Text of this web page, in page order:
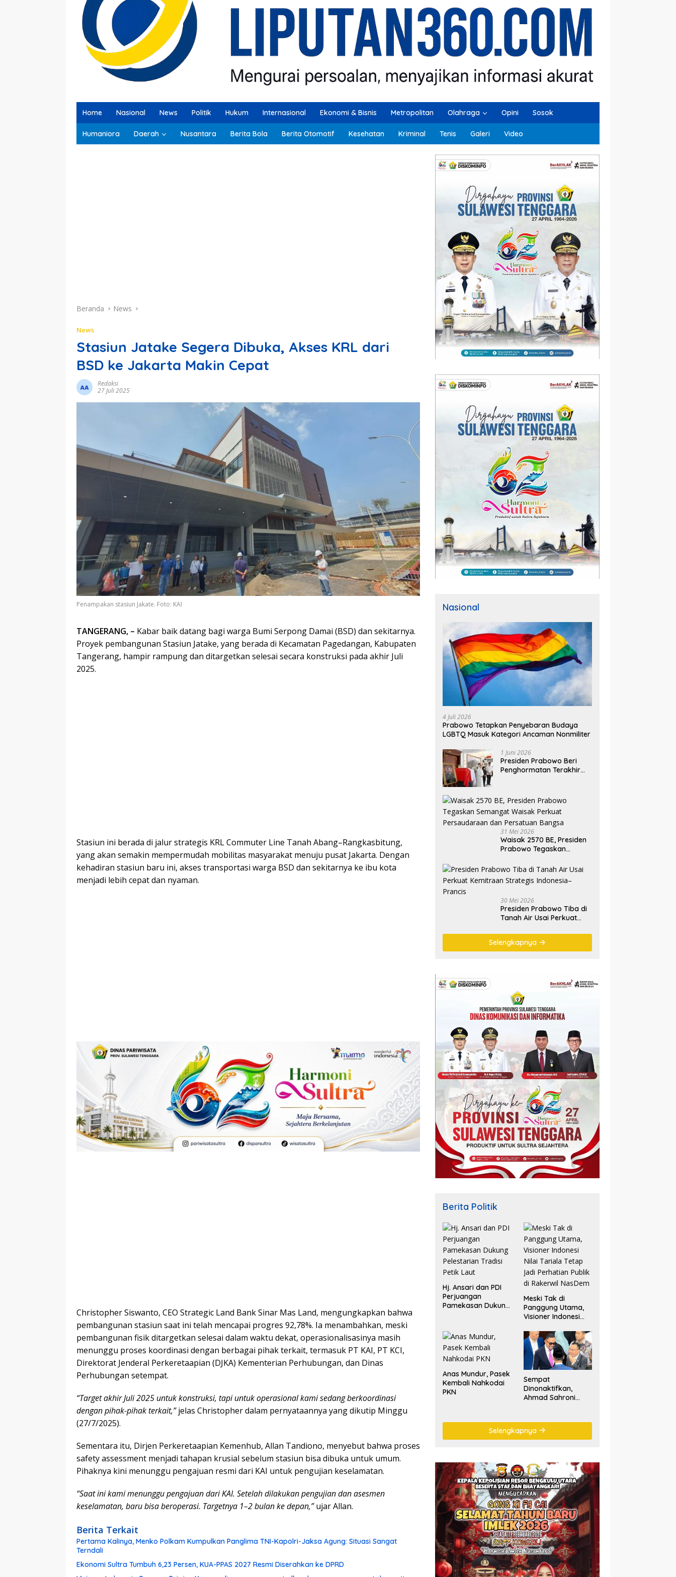
Home Nasional News Politik Hukum Internasional Ekonomi & Bisnis Metropolitan Olahraga Opini Sosok
Humaniora Daerah Nusantara Berita Bola Berita Otomotif Kesehatan Kriminal Tenis Galeri Video
Beranda News
News
Stasiun Jatake Segera Dibuka, Akses KRL dari
BSD ke Jakarta Makin Cepat
Redaksi
27 Juli 2025
Penampakan stasiun Jakate. Foto: KAI
TANGERANG, – Kabar baik datang bagi warga Bumi Serpong Damai (BSD) dan sekitarnya.
Proyek pembangunan Stasiun Jatake, yang berada di Kecamatan Pagedangan, Kabupaten
Tangerang, hampir rampung dan ditargetkan selesai secara konstruksi pada akhir Juli
2025.
Stasiun ini berada di jalur strategis KRL Commuter Line Tanah Abang–Rangkasbitung,
yang akan semakin mempermudah mobilitas masyarakat menuju pusat Jakarta. Dengan
kehadiran stasiun baru ini, akses transportasi warga BSD dan sekitarnya ke ibu kota
menjadi lebih cepat dan nyaman.
Christopher Siswanto, CEO Strategic Land Bank Sinar Mas Land, mengungkapkan bahwa
pembangunan stasiun saat ini telah mencapai progres 92,78%. Ia menambahkan, meski
pembangunan fisik ditargetkan selesai dalam waktu dekat, operasionalisasinya masih
menunggu proses koordinasi dengan berbagai pihak terkait, termasuk PT KAI, PT KCI,
Direktorat Jenderal Perkeretaapian (DJKA) Kementerian Perhubungan, dan Dinas
Perhubungan setempat.
“Target akhir Juli 2025 untuk konstruksi, tapi untuk operasional kami sedang berkoordinasi
dengan pihak-pihak terkait,”jelas Christopher dalam pernyataannya yang dikutip Minggu
(27/7/2025).
Sementara itu, Dirjen Perkeretaapian Kemenhub, Allan Tandiono, menyebut bahwa proses
safety assessment menjadi tahapan krusial sebelum stasiun bisa dibuka untuk umum.
Pihaknya kini menunggu pengajuan resmi dari KAI untuk pengujian keselamatan.
“Saat ini kami menunggu pengajuan dari KAI. Setelah dilakukan pengujian dan asesmen
keselamatan, baru bisa beroperasi. Targetnya 1–2 bulan ke depan,”ujar Allan.
Berita Terkait
Pertama Kalinya, Menko Polkam Kumpulkan Panglima TNI-Kapolri-Jaksa Agung: Situasi Sangat
Terndali
Ekonomi Sultra Tumbuh 6,23 Persen, KUA-PPAS 2027 Resmi Diserahkan ke DPRD
Nasional
4 Juli 2026
Prabowo Tetapkan Penyebaran Budaya
LGBTQ Masuk Kategori Ancaman Nonmiliter
1 Juni 2026
Presiden Prabowo Beri
Penghormatan Terakhir
Ryamizard Ryacudu
31 Mei 2026
Waisak 2570 BE, Presiden
Prabowo Tegaskan
Persaudaraan dan
Persatuan Bangsa
30 Mei 2026
Presiden Prabowo Tiba di
Tanah Air Usai Perkuat
Indonesia–Prancis
Selengkapnya
Berita Politik
Hj. Ansari dan PDI
Perjuangan
Pamekasan Dukung
Meski Tak di
Panggung Utama,
Visioner Indonesi
Jadi Perhatian
Publik di Rakerwil
NasDem
Anas Mundur, Pasek
Kembali Nahkodai
PKN
Sempat
Dinonaktifkan,
Ahmad Sahroni
DPR RI
Selengkapnya